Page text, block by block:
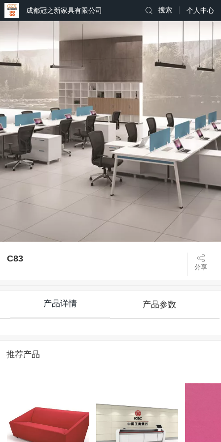
成都冠之新家具有限公司 个人中心
搜索
C83
分享
产品详情 产品参数
推荐产品